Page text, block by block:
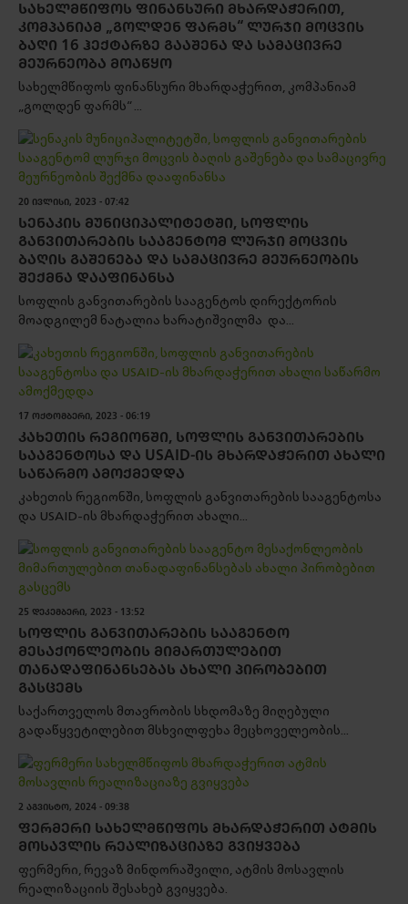
ᲡᲐᲮᲔᲚᲛᲬᲘᲤᲝᲡ ᲤᲘᲜᲐᲜᲡᲣᲠᲘ ᲛᲮᲐᲠᲓᲐᲭᲔᲠᲘᲗ,
ᲙᲝᲛᲞᲐᲜᲘᲐᲛ „ᲒᲝᲚᲓᲔᲜ ᲤᲐᲠᲛᲡ“ ᲚᲣᲠᲯᲘ ᲛᲝᲪᲕᲘᲡ
ᲑᲐᲦᲘ 16 ᲰᲔᲥᲢᲐᲠᲖᲔ ᲒᲐᲐᲨᲔᲜᲐ ᲓᲐ ᲡᲐᲛᲐᲪᲘᲕᲠᲔ
ᲛᲔᲣᲠᲜᲔᲝᲑᲐ ᲛᲝᲐᲬᲧᲝ
სახელმწიფოს ფინანსური მხარდაჭერით, კომპანიამ
„გოლდენ ფარმს“ ...
20 ᲘᲕᲚᲘᲡᲘ, 2023 - 07:42
ᲡᲔᲜᲐᲙᲘᲡ ᲛᲣᲜᲘᲪᲘᲞᲐᲚᲘᲢᲔᲢᲨᲘ, ᲡᲝᲤᲚᲘᲡ
ᲒᲐᲜᲕᲘᲗᲐᲠᲔᲑᲘᲡ ᲡᲐᲐᲒᲔᲜᲢᲝᲛ ᲚᲣᲠᲯᲘ ᲛᲝᲪᲕᲘᲡ
ᲑᲐᲦᲘᲡ ᲒᲐᲨᲔᲜᲔᲑᲐ ᲓᲐ ᲡᲐᲛᲐᲪᲘᲕᲠᲔ ᲛᲔᲣᲠᲜᲔᲝᲑᲘᲡ
ᲨᲔᲥᲛᲜᲐ ᲓᲐᲐᲤᲘᲜᲐᲜᲡᲐ
სოფლის განვითარების სააგენტოს დირექტორის
მოადგილემ ნატალია ხარატიშვილმა და...
17 ᲝᲥᲢᲝᲛᲑᲔᲠᲘ, 2023 - 06:19
ᲙᲐᲮᲔᲗᲘᲡ ᲠᲔᲒᲘᲝᲜᲨᲘ, ᲡᲝᲤᲚᲘᲡ ᲒᲐᲜᲕᲘᲗᲐᲠᲔᲑᲘᲡ
ᲡᲐᲐᲒᲔᲜᲢᲝᲡᲐ ᲓᲐ USAID-ᲘᲡ ᲛᲮᲐᲠᲓᲐᲭᲔᲠᲘᲗ ᲐᲮᲐᲚᲘ
ᲡᲐᲬᲐᲠᲛᲝ ᲐᲛᲝᲥᲛᲔᲓᲓᲐ
კახეთის რეგიონში, სოფლის განვითარების სააგენტოსა
და USAID-ის მხარდაჭერით ახალი...
25 ᲓᲔᲙᲔᲛᲑᲔᲠᲘ, 2023 - 13:52
ᲡᲝᲤᲚᲘᲡ ᲒᲐᲜᲕᲘᲗᲐᲠᲔᲑᲘᲡ ᲡᲐᲐᲒᲔᲜᲢᲝ
ᲛᲔᲡᲐᲥᲝᲜᲚᲔᲝᲑᲘᲡ ᲛᲘᲛᲐᲠᲗᲣᲚᲔᲑᲘᲗ
ᲗᲐᲜᲐᲓᲐᲤᲘᲜᲐᲜᲡᲔᲑᲐᲡ ᲐᲮᲐᲚᲘ ᲞᲘᲠᲝᲑᲔᲑᲘᲗ
ᲒᲐᲡᲪᲔᲛᲡ
საქართველოს მთავრობის სხდომაზე მიღებული
გადაწყვეტილებით მსხვილფეხა მეცხოველეობის...
2 ᲐᲒᲕᲘᲡᲢᲝ, 2024 - 09:38
ᲤᲔᲠᲛᲔᲠᲘ ᲡᲐᲮᲔᲚᲛᲬᲘᲤᲝᲡ ᲛᲮᲐᲠᲓᲐᲭᲔᲠᲘᲗ ᲐᲢᲛᲘᲡ
ᲛᲝᲡᲐᲕᲚᲘᲡ ᲠᲔᲐᲚᲘᲖᲐᲪᲘᲐᲖᲔ ᲒᲕᲘᲧᲕᲔᲑᲐ
ფერმერი, რევაზ მინდორაშვილი, ატმის მოსავლის
რეალიზაციის შესახებ გვიყვება.